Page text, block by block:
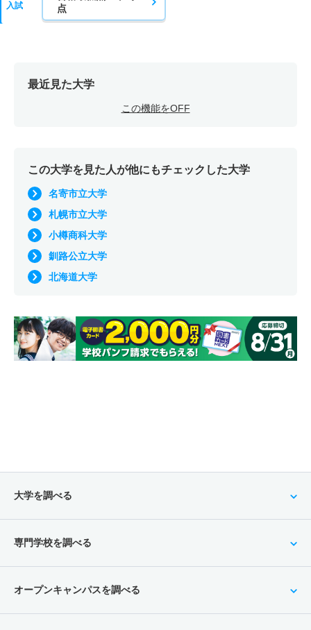
入試
点
最近見た大学
この機能をOFF
この大学を見た人が他にもチェックした大学
名寄市立大学
札幌市立大学
小樽商科大学
釧路公立大学
北海道大学
大学を調べる
専門学校を調べる
オープンキャンパスを調べる